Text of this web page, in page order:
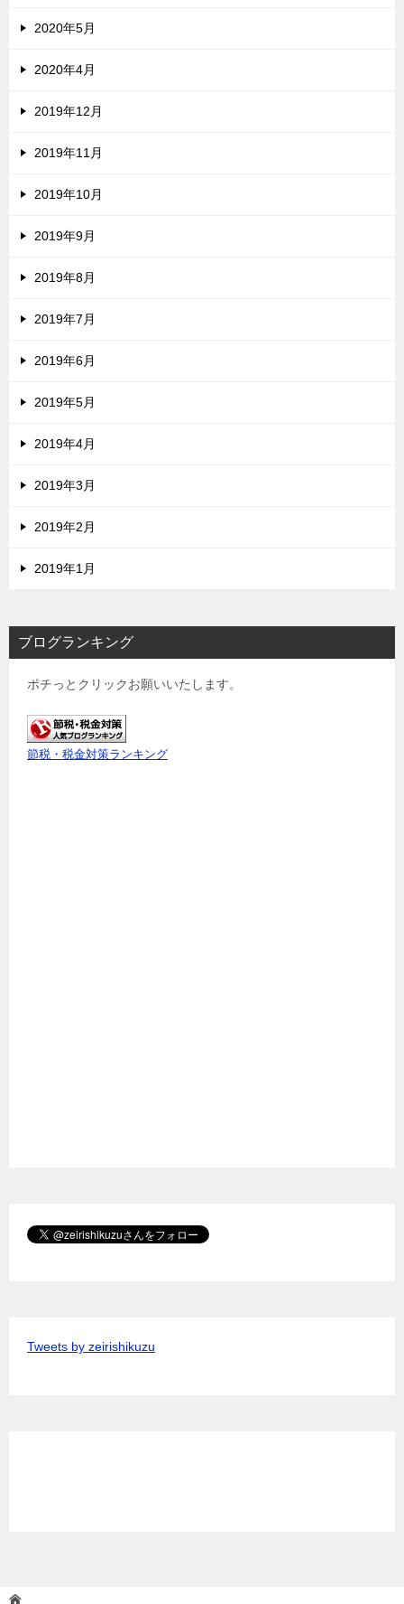
2020年5月
2020年4月
2019年12月
2019年11月
2019年10月
2019年9月
2019年8月
2019年7月
2019年6月
2019年5月
2019年4月
2019年3月
2019年2月
2019年1月
ブログランキング
ポチっとクリックお願いいたします。
節税・税金対策ランキング
Tweets by zeirishikuzu